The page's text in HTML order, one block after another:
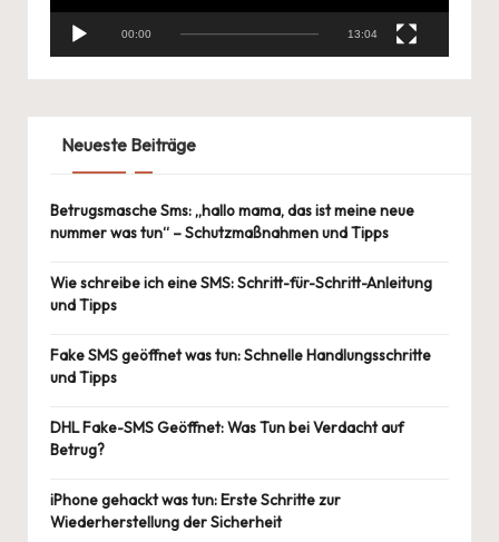
00:00 13:04
Neueste Beiträge
Betrugsmasche Sms: „hallo mama, das ist meine neue
nummer was tun“ – Schutzmaßnahmen und Tipps
Wie schreibe ich eine SMS: Schritt-für-Schritt-Anleitung
und Tipps
Fake SMS geöffnet was tun: Schnelle Handlungsschritte
und Tipps
DHL Fake-SMS Geöffnet: Was Tun bei Verdacht auf
Betrug?
iPhone gehackt was tun: Erste Schritte zur
Wiederherstellung der Sicherheit